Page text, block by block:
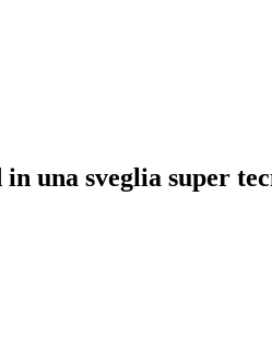
una sveglia super